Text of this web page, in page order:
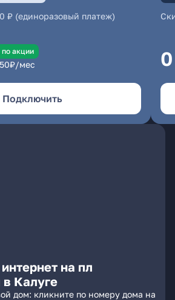
₽ (единоразовый платеж)
акции
₽/мес
Подключить
0
на пл
в Калуге
дом: кликните по номеру дома на